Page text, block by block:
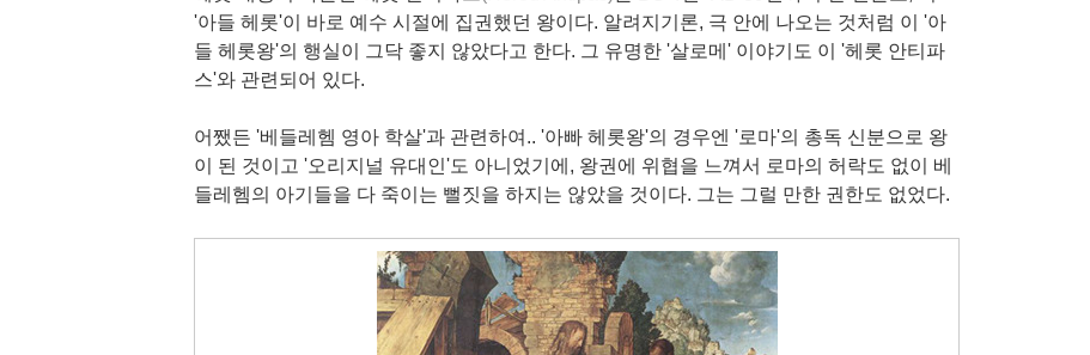
'아들 헤롯'이 바로 예수 시절에 집권했던 왕이다. 알려지기론, 극 안에 나오는 것처럼 이 '아
들 헤롯왕'의 행실이 그닥 좋지 않았다고 한다. 그 유명한 '살로메' 이야기도 이 '헤롯 안티파
스'와 관련되어 있다.
어쨌든 '베들레헴 영아 학살'과 관련하여.. '아빠 헤롯왕'의 경우엔 '로마'의 총독 신분으로 왕
이 된 것이고 '오리지널 유대인'도 아니었기에, 왕권에 위협을 느껴서 로마의 허락도 없이 베
들레헴의 아기들을 다 죽이는 뻘짓을 하지는 않았을 것이다. 그는 그럴 만한 권한도 없었다.